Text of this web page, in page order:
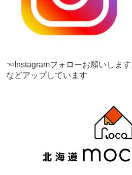
☜Instagramフォローお願いしま
などアップしています